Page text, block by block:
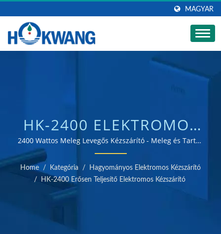
MAGYAR
HK-2400 ELEKTROMOS
MELEG LEVEGŐS
KÉZSZÁRÍTÓ |
ROZSDAMENTES ACÉL
SZAPPANADAGOLÓ
GYÁRTÓ | HOKWANG
2400 Wattos Meleg Levegős Kézszárító - Meleg és Tartós
/ ISO 9001 és 14001 tanúsítvánnyal rendelkező
kézszárító és szappanadagoló gyártó
Home / Kategória /
Hagyományos Elektromos Kézszárító
/
HK-2400 Erősen Teljesítő Elektromos Kézszárító